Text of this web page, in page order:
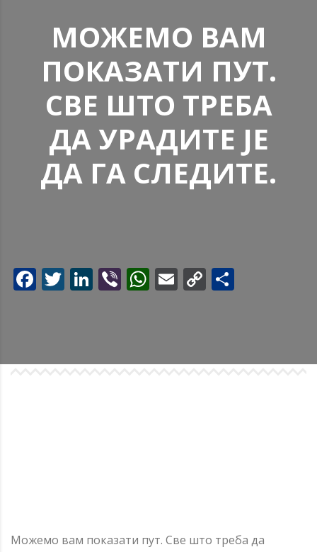
МОЖЕМО ВАМ
ПОКАЗАТИ ПУТ.
СВЕ ШТО ТРЕБА
ДА УРАДИТЕ ЈЕ
ДА ГА СЛЕДИТЕ.
Facebook
Twitter
LinkedIn
ViberWhatsApp
Email
Copy
Можемо вам показати пут. Све што треба да